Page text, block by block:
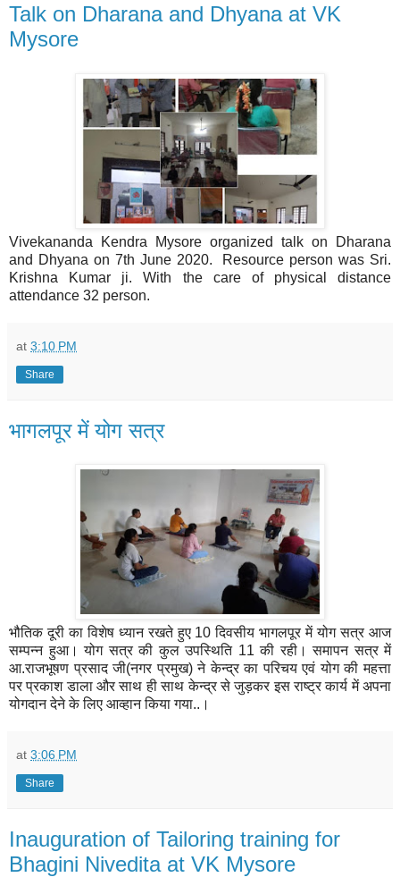
Talk on Dharana and Dhyana at VK
Mysore
Vivekananda Kendra Mysore organized talk on Dharana
and Dhyana on 7th June 2020. Resource person was Sri.
Krishna Kumar ji. With the care of physical distance
attendance 32 person.
at 3:10 PM
Share
भागलपूर में योग सत्र
भौतिक दूरी का विशेष ध्यान रखते हुए 10 दिवसीय भागलपूर में योग सत्र आज
सम्पन्न हुआ। योग सत्र की कुल उपस्थिति 11 की रही। समापन सत्र में
आ.राजभूषण प्रसाद जी(नगर प्रमुख) ने केन्द्र का परिचय एवं योग की महत्ता
पर प्रकाश डाला और साथ ही साथ केन्द्र से जुड़कर इस राष्ट्र कार्य में अपना
योगदान देने के लिए आव्हान किया गया..।
at 3:06 PM
Share
Inauguration of Tailoring training for
Bhagini Nivedita at VK Mysore